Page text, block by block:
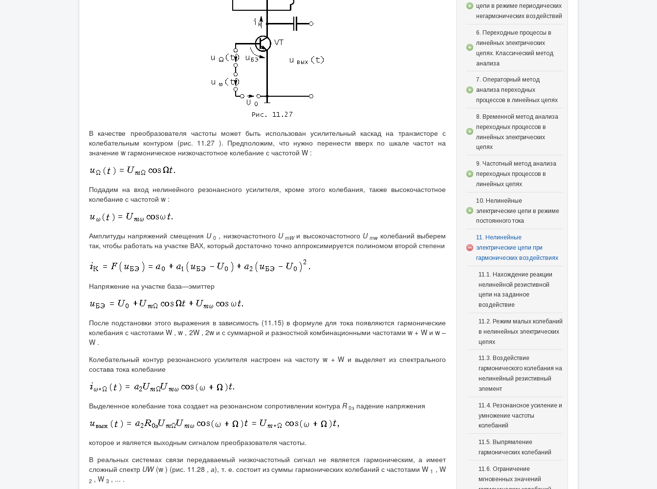
В качестве преобразователя частоты может быть использован усилительный каскад на транзисторе с
колебательным контуром (рис. 11.27 ). Предположим, что нужно перенести вверх по шкале частот на
значение w гармоническое низкочастотное колебание с частотой W :
Подадим на вход нелинейного резонансного усилителя, кроме этого колебания, также высокочастотное
колебание с частотой w :
Амплитуды напряжений смещения U0 , низкочастотного UmW и высокочастотного U mw колебаний выберем
так, чтобы работать на участке ВАХ, который достаточно точно аппроксимируется полиномом второй степени
Напряжение на участке база—эмиттер
После подстановки этого выражения в зависимость (11.15) в формуле для тока появляются гармонические
колебания с частотами W , w , 2W , 2w и с суммарной и разностной комбинационными частотами w + W и w –
W .
Колебательный контур резонансного усилителя настроен на частоту w + W и выделяет из спектрального
состава тока колебание
Выделенное колебание тока создает на резонансном сопротивлении контура R 0э падение напряжения
которое и является выходным сигналом преобразователя частоты.
В реальных системах связи передаваемый низкочастотный сигнал не является гармоническим, а имеет
сложный спектр UW (w ) (рис. 11.28 ,а), т. е. состоит из суммы гармонических колебаний с частотами W 1 , W
2 , W 3 , ... .
цепи в режиме периодических
негармонических воздействий
6. Переходные процессы в
линейных электрических
цепях. Классический метод
анализа
7. Операторный метод
анализа переходных
процессов в линейных цепях
8. Временной метод анализа
переходных процессов в
линейных электрических
цепях
9. Частотный метод анализа
переходных процессов в
линейных цепях
10. Нелинейные
электрические цепи в режиме
постоянного тока
11. Нелинейные
электрические цепи при
гармонических воздействиях
11.1. Нахождение реакции
нелинейной резистивной
цепи на заданное
воздействие
11.2. Режим малых колебаний
в нелинейных электрических
цепях
11.3. Воздействие
гармонического колебания на
нелинейный резистивный
элемент
11.4. Резонансное усиление и
умножение частоты
колебаний
11.5. Выпрямление
гармонических колебаний
11.6. Ограничение
мгновенных значений